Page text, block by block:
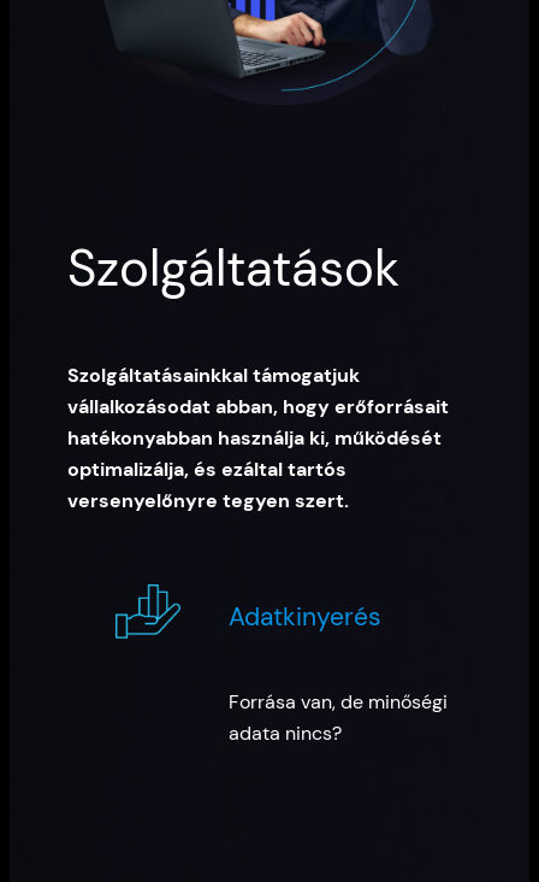
Szolgáltatások
Szolgáltatásainkkal támogatjuk
vállalkozásodat abban, hogy erőforrásait
hatékonyabban használja ki, működését
optimalizálja, és ezáltal tartós
versenyelőnyre tegyen szert.
Adatkinyerés
Forrása van, de minőségi
adata nincs?